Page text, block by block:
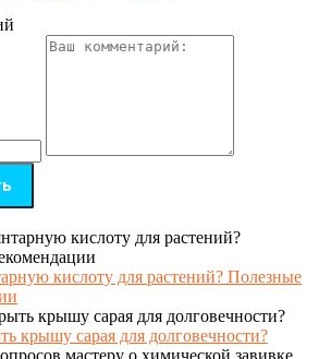
кислоту для растений? Полезные
крышу сарая для долговечности?